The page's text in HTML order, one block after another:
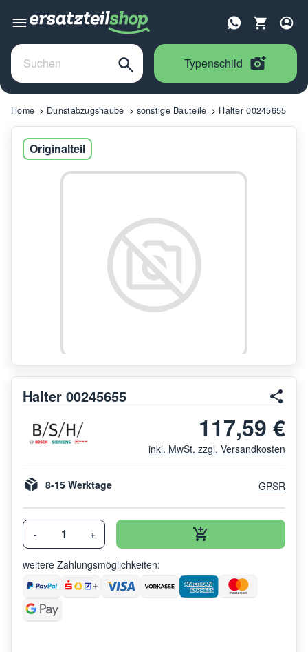
Typenschild
Home Dunstabzugshaube sonstige Bauteile Halter 00245655
Originalteil
Halter 00245655
117,59 €
inkl. MwSt. zzgl. Versandkosten
8-15 Werktage GPSR
- +
weitere Zahlungsmöglichkeiten: